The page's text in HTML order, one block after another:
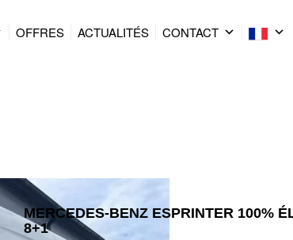
OFFRES ACTUALITÉS CONTACT
MERCEDES-BENZ ESPRINTER 100%
8+1